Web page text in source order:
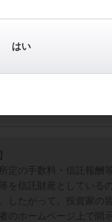
定の手数料・信託報酬
を信託財産としてい
したがって、投資家
のホームページ上で
はい